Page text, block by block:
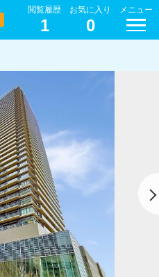
閲覧履歴
1
お気に入り
0
メニュー